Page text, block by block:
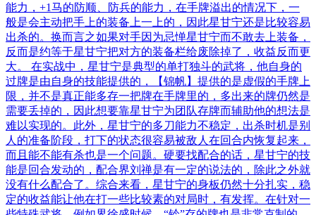
能力，+1马的防顺、防兵的能力，在手牌溢出的情况下，一
般是会主动把手上的装备上一上的，因此星甘宁还是比较容易
出杀的。换而言之如果对手因为忌惮星甘宁而不敢去上装备，
反而是约等于星甘宁把对方的装备栏给废除掉了，收益反而更
大。 在实战中，星甘宁是典型的单打独斗的武将，他自身的
过牌是由自身的技能提供的，【锦帆】提供的是虚假的手牌上
限，并不是真正能多存一把牌在手牌里的，多出来的牌仍然是
需要丢掉的，因此想要靠星甘宁为团队存牌而辅助他的想法是
难以实现的。此外，星甘宁的多刀能力不稳定，出杀时机是别
人的准备阶段，打下的状态很容易被敌人在回合内恢复起来，
而且能不能有杀也是一个问题。硬要找配合的话，星甘宁的技
能是回合发动的，配合界刘禅是有一定的说法的，除此之外就
没有什么配合了。综合来看，星甘宁的身板仍然十分扎实，稳
定的收益能让他在打一些比较素的对局时，有发挥。在针对一